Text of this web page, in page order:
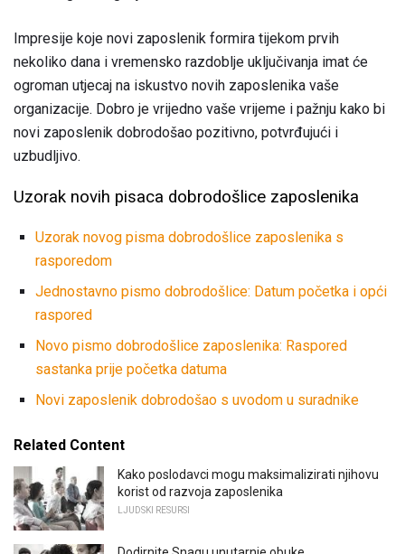
Impresije koje novi zaposlenik formira tijekom prvih
nekoliko dana i vremensko razdoblje uključivanja imat će
ogroman utjecaj na iskustvo novih zaposlenika vaše
organizacije. Dobro je vrijedno vaše vrijeme i pažnju kako bi
novi zaposlenik dobrodošao pozitivno, potvrđujući i
uzbudljivo.
Uzorak novih pisaca dobrodošlice zaposlenika
Uzorak novog pisma dobrodošlice zaposlenika s
rasporedom
Jednostavno pismo dobrodošlice: Datum početka i opći
raspored
Novo pismo dobrodošlice zaposlenika: Raspored
sastanka prije početka datuma
Novi zaposlenik dobrodošao s uvodom u suradnike
Related Content
Kako poslodavci mogu maksimalizirati njihovu
korist od razvoja zaposlenika
LJUDSKI RESURSI